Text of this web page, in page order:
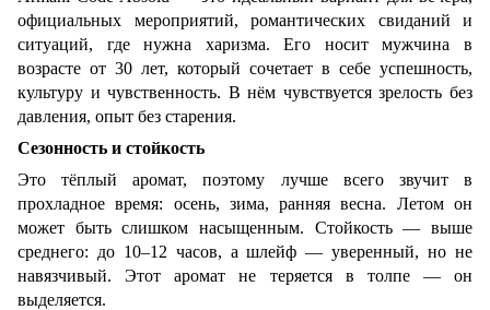
официальных мероприятий, романтических свиданий и
ситуаций, где нужна харизма. Его носит мужчина в
возрасте от 30 лет, который сочетает в себе успешность,
культуру и чувственность. В нём чувствуется зрелость без
давления, опыт без старения.
Сезонность и стойкость
Это тёплый аромат, поэтому лучше всего звучит в
прохладное время: осень, зима, ранняя весна. Летом он
может быть слишком насыщенным. Стойкость — выше
среднего: до 10–12 часов, а шлейф — уверенный, но не
навязчивый. Этот аромат не теряется в толпе — он
выделяется.